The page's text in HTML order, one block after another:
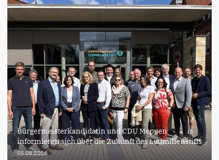
Bürgermeisterkandidatin und CDU Meppen
informieren sich über die Zukunft des Ludmillenstifts
05.08.2026